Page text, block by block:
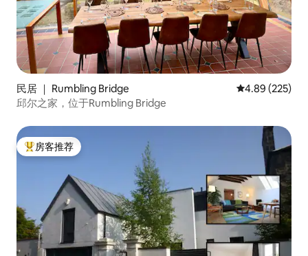
民居 ｜ Rumbling Bridge 平均评分 4.89
4.89 (225)
邱尔之家，位于Rumbling Bridge
热门「房客推荐」
房客推荐